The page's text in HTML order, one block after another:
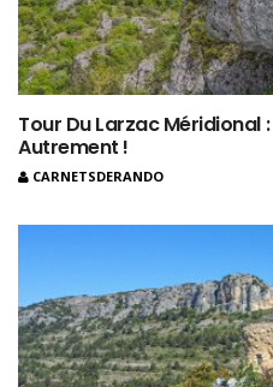
Tour Du Larzac Méridional
Autrement !
CARNETSDERANDO